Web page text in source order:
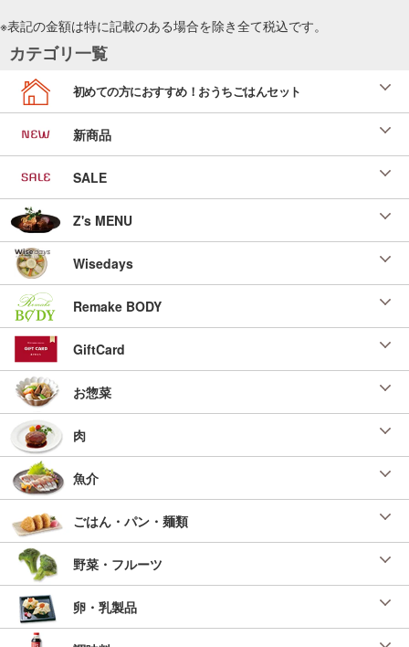
※表記の金額は特に記載のある場合を除き全て税込です。
カテゴリ一覧
初めての方におすすめ！おうちごはんセット
新商品
SALE
Z's MENU
Wisedays
Remake BODY
GiftCard
お惣菜
肉
魚介
ごはん・パン・麺類
野菜・フルーツ
卵・乳製品